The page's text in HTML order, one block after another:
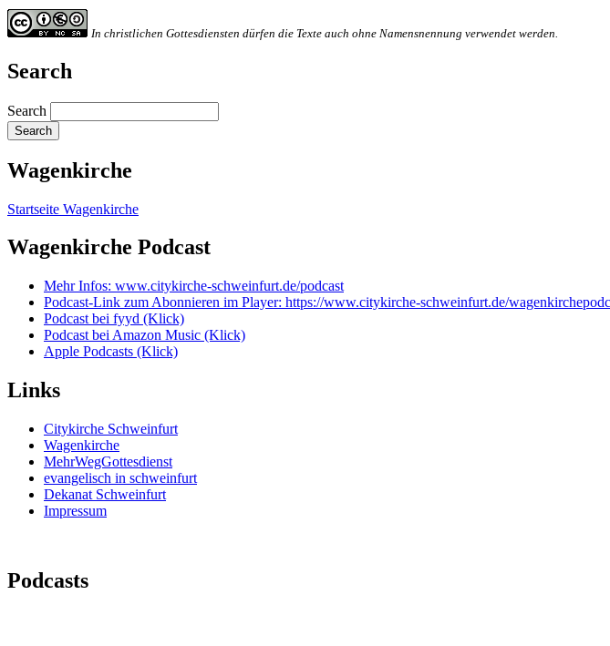
In christlichen Gottesdiensten dürfen die Texte auch ohne Namensnennung verwendet werden.
Search
Search
Wagenkirche
Startseite Wagenkirche
Wagenkirche Podcast
Mehr Infos: www.citykirche-schweinfurt.de/podcast
Podcast-Link zum Abonnieren im Player: https://www.citykirche-schweinfurt.de/
Podcast bei fyyd (Klick)
Podcast bei Amazon Music (Klick)
Apple Podcasts (Klick)
Links
Citykirche Schweinfurt
Wagenkirche
MehrWegGottesdienst
evangelisch in schweinfurt
Dekanat Schweinfurt
Impressum
Podcasts